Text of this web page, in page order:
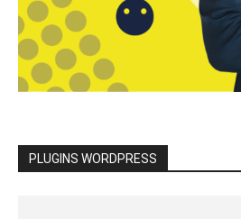
PLUGINS WORDPRESS